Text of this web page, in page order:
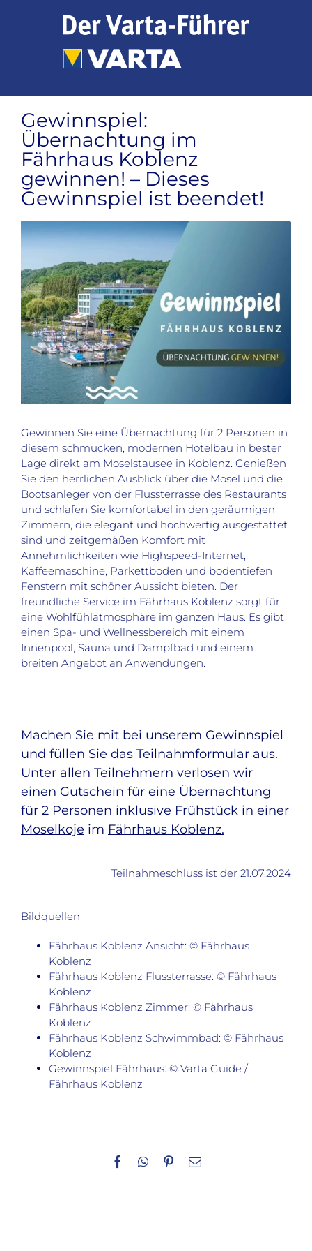
Gewinnspiel:
Übernachtung im
Fährhaus Koblenz
gewinnen! – Dieses
Gewinnspiel ist beendet!
Zeige
grösseres
Gewinnen Sie eine Übernachtung für 2 Personen in
diesem schmucken, modernen Hotelbau in bester
Lage direkt am Moselstausee in Koblenz. Genießen
Sie den herrlichen Ausblick über die Mosel und die
Bootsanleger von der Flussterrasse des Restaurants
und schlafen Sie komfortabel in den geräumigen
Zimmern, die elegant und hochwertig ausgestattet
sind und zeitgemäßen Komfort mit
Annehmlichkeiten wie Highspeed-Internet,
Kaffeemaschine, Parkettboden und bodentiefen
Fenstern mit schöner Aussicht bieten. Der
freundliche Service im Fährhaus Koblenz sorgt für
eine Wohlfühlatmosphäre im ganzen Haus. Es gibt
einen Spa- und Wellnessbereich mit einem
Innenpool, Sauna und Dampfbad und einem
breiten Angebot an Anwendungen.
Machen Sie mit bei unserem Gewinnspiel
und füllen Sie das Teilnahmformular aus.
Unter allen Teilnehmern verlosen wir
einen Gutschein für eine Übernachtung
für 2 Personen inklusive Frühstück in einer
Moselkoje im Fährhaus Koblenz.
Teilnahmeschluss ist der 21.07.2024
Bildquellen
Fährhaus Koblenz Ansicht: © Fährhaus
Koblenz
Fährhaus Koblenz Flussterrasse: © Fährhaus
Koblenz
Fährhaus Koblenz Zimmer: © Fährhaus
Koblenz
Fährhaus Koblenz Schwimmbad: © Fährhaus
Koblenz
Gewinnspiel Fährhaus: © Varta Guide /
Fährhaus Koblenz
Facebook
WhatsApp
Pinterest
E-